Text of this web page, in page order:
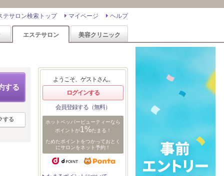
ヘルプ
マイページ
テサロン検索トップ
エステサロン 美容クリニック
する
する
ようこそ、ゲストさん。
ログインする
会員登録する（無料）
ホットペッパービューティーなら
ポイントが1%たまる！
ためたポイントをつかっておとく
にサロンをネット予約！